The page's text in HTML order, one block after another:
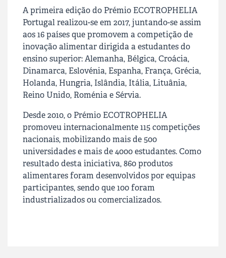
A primeira edição do Prémio ECOTROPHELIA
Portugal realizou-se em 2017, juntando-se assim
aos 16 países que promovem a competição de
inovação alimentar dirigida a estudantes do
ensino superior: Alemanha, Bélgica, Croácia,
Dinamarca, Eslovénia, Espanha, França, Grécia,
Holanda, Hungria, Islândia, Itália, Lituânia,
Reino Unido, Roménia e Sérvia.
Desde 2010, o Prémio ECOTROPHELIA
promoveu internacionalmente 115 competições
nacionais, mobilizando mais de 500
universidades e mais de 4000 estudantes. Como
resultado desta iniciativa, 860 produtos
alimentares foram desenvolvidos por equipas
participantes, sendo que 100 foram
industrializados ou comercializados.